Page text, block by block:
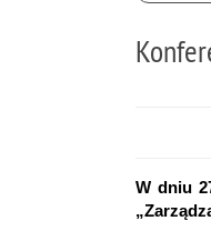
W dniu